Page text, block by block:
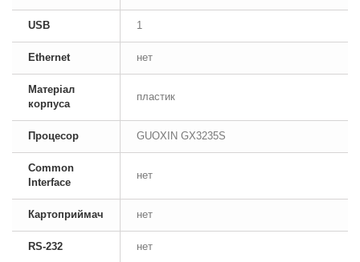
USB 1
Ethernet нет
Матеріал
корпуса
пластик
Процесор GUOXIN GX3235S
Common
Interface
нет
Картоприймач нет
RS-232 нет